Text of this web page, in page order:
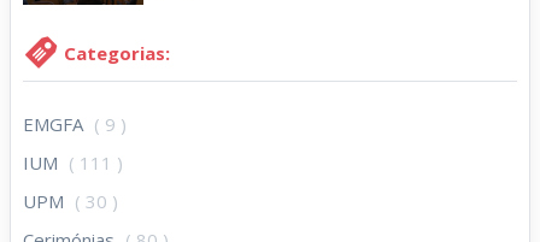
Categorias:
EMGFA ( 9 )
IUM ( 111 )
UPM ( 30 )